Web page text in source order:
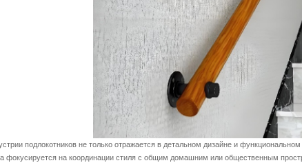
подлокотников не только отражается в детальном дизайне и
фокусируется на координации стиля с общим домашним или общественным